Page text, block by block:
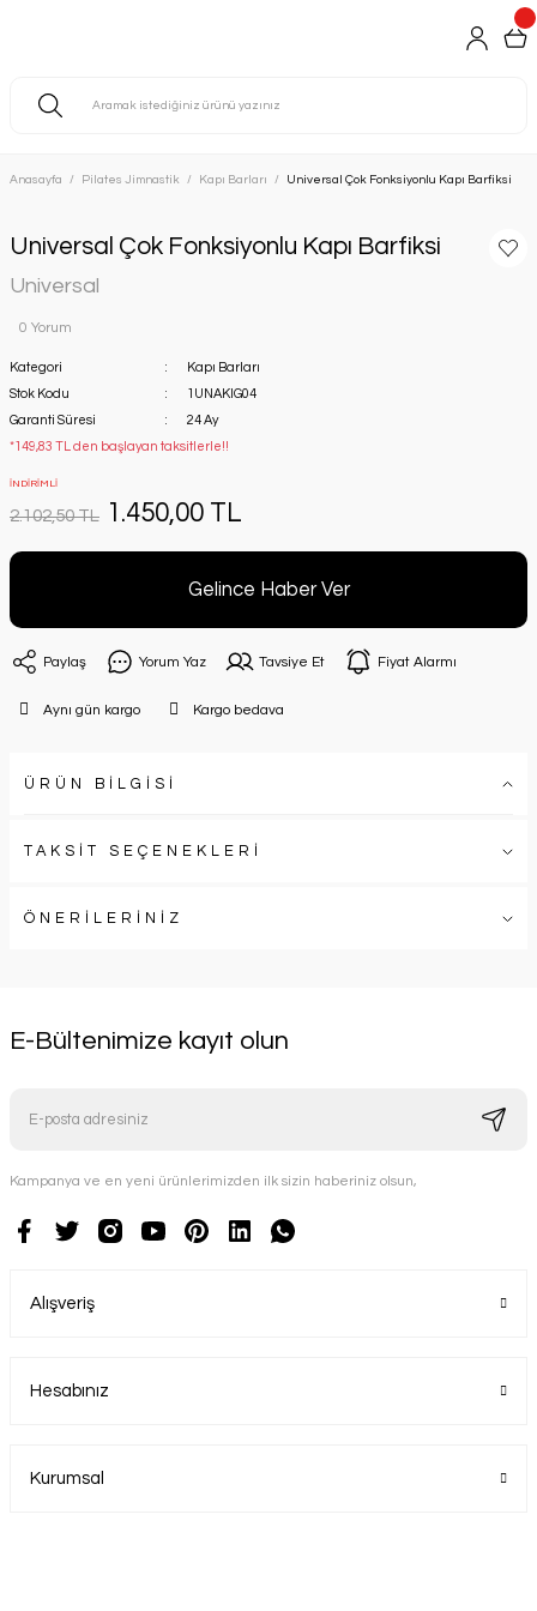
Anasayfa Pilates Jimnastik Kapı Barları Universal Çok Fonksiyonlu Kapı Barfiksi
Universal Çok Fonksiyonlu Kapı Barfiksi
Universal
0 Yorum
Kategori
Kapı Barları
Stok Kodu
1UNAKIG04
Garanti Süresi
24 Ay
*149,83 TL den başlayan taksitlerle!!
İNDİRİMLİ
2.102,50 TL 1.450,00 TL
Gelince Haber Ver
Paylaş Yorum Yaz Tavsiye Et Fiyat Alarmı
Aynı gün kargo Kargo bedava
ÜRÜN BİLGİSİ
TAKSİT SEÇENEKLERİ
ÖNERİLERİNİZ
E-Bültenimize kayıt olun
Kampanya ve en yeni ürünlerimizden ilk sizin haberiniz olsun,
Alışveriş
Hesabınız
Kurumsal